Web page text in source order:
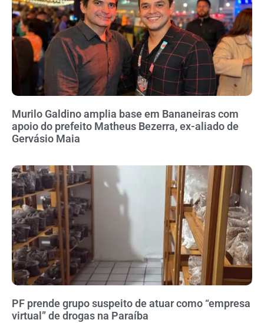
Murilo Galdino amplia base em Bananeiras com
apoio do prefeito Matheus Bezerra, ex-aliado de
Gervásio Maia
PF prende grupo suspeito de atuar como “empresa
virtual” de drogas na Paraíba